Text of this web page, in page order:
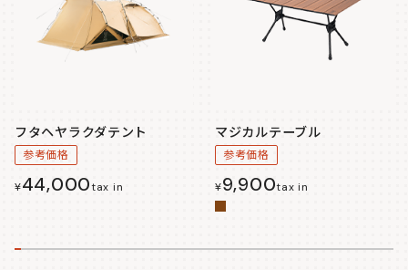
フタヘヤラクダテント
参考価格
¥44,000tax in
マジカルテーブル
参考価格
¥9,900tax in